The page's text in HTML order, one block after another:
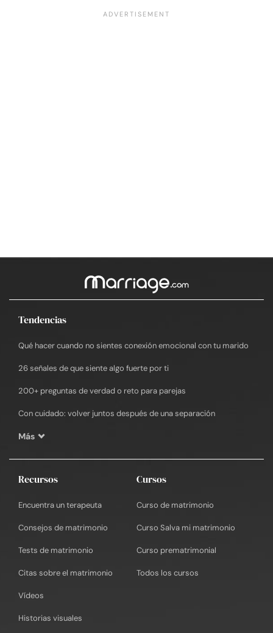
Tendencias
Qué hacer cuando no sientes conexión emocional con tu marido
26 señales de que siente algo fuerte por ti
200+ preguntas de verdad o reto para parejas
Con cuidado: volver juntos después de una separación
Más
Recursos
Encuentra un terapeuta
Consejos de matrimonio
Tests de matrimonio
Citas sobre el matrimonio
Vídeos
Historias visuales
Cursos
Curso de matrimonio
Curso Salva mi matrimonio
Curso prematrimonial
Todos los cursos